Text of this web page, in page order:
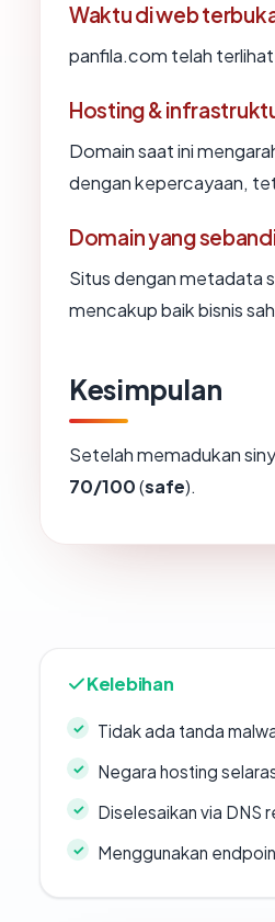
Waktu di web
panfila.com telah
Hosting &
Domain saat ini
dengan kepercayaan,
Domain yang
Situs dengan metadata
mencakup baik bisnis
Kesimpulan
Setelah memadukan
70/100(safe).
Kelebihan
Tidak ada tanda
Negara hosting
Diselesaikan via DNS
Menggunakan